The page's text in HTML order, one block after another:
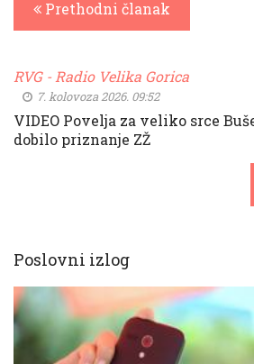
Prethodni članak
RVG - Radio Velika Gorica
7. kolovoza 2026. 09:52
VIDEO Povelja za veliko srce
dobilo priznanje ZŽ
Poslovni izlog